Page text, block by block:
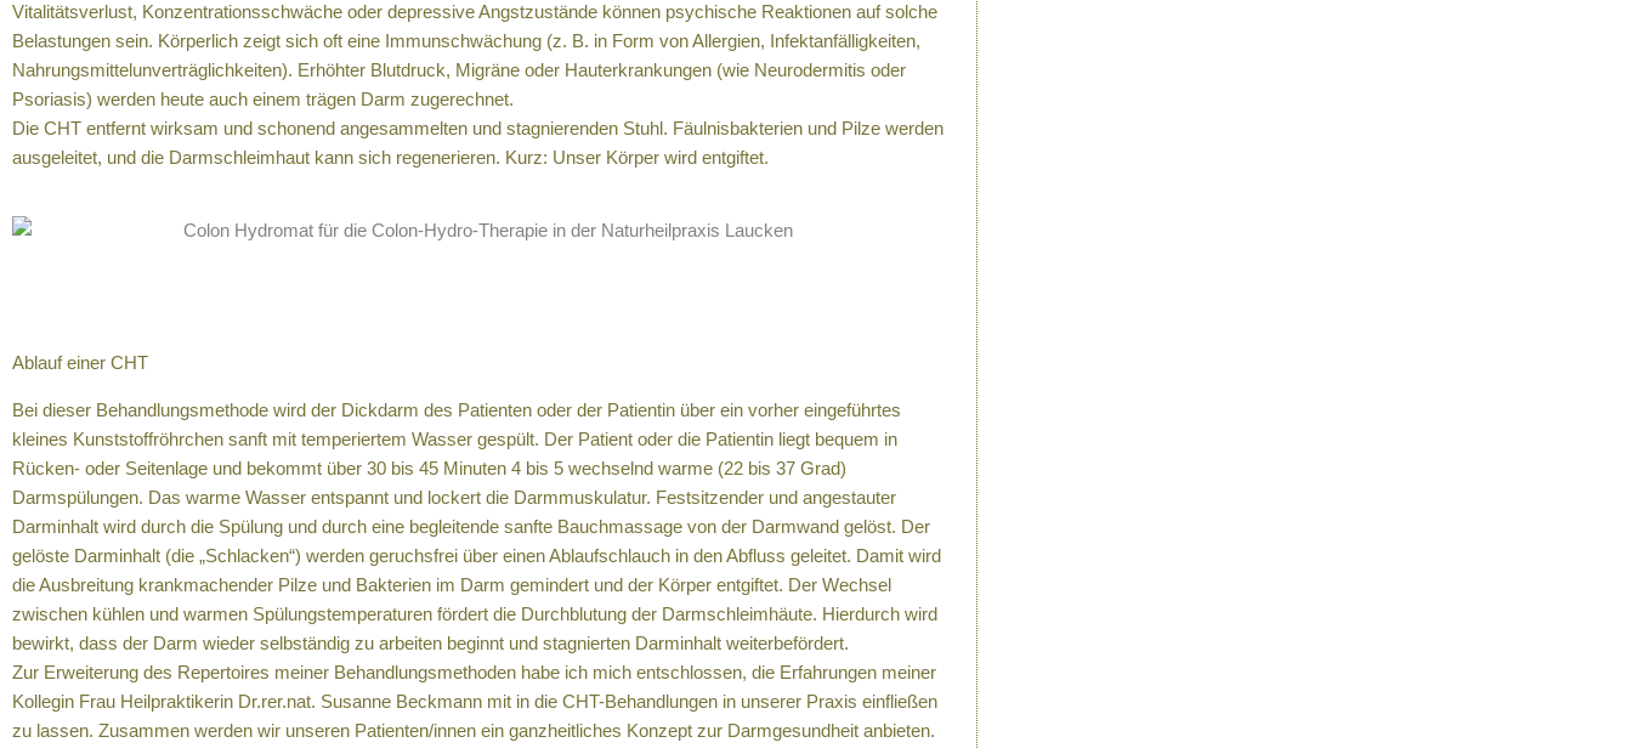
Vitalitätsverlust, Konzentrationsschwäche oder depressive Angstzustände können psychische Reaktionen auf solche
Belastungen sein. Körperlich zeigt sich oft eine Immunschwächung (z. B. in Form von Allergien, Infektanfälligkeiten,
Nahrungsmittelunverträglichkeiten). Erhöhter Blutdruck, Migräne oder Hauterkrankungen (wie Neurodermitis oder
Psoriasis) werden heute auch einem trägen Darm zugerechnet.
Die CHT entfernt wirksam und schonend angesammelten und stagnierenden Stuhl. Fäulnisbakterien und Pilze werden
ausgeleitet, und die Darmschleimhaut kann sich regenerieren. Kurz: Unser Körper wird entgiftet.
Ablauf einer CHT
Bei dieser Behandlungsmethode wird der Dickdarm des Patienten oder der Patientin über ein vorher eingeführtes
kleines Kunststoffröhrchen sanft mit temperiertem Wasser gespült. Der Patient oder die Patientin liegt bequem in
Rücken- oder Seitenlage und bekommt über 30 bis 45 Minuten 4 bis 5 wechselnd warme (22 bis 37 Grad)
Darmspülungen. Das warme Wasser entspannt und lockert die Darmmuskulatur. Festsitzender und angestauter
Darminhalt wird durch die Spülung und durch eine begleitende sanfte Bauchmassage von der Darmwand gelöst. Der
gelöste Darminhalt (die „Schlacken“) werden geruchsfrei über einen Ablaufschlauch in den Abfluss geleitet. Damit wird
die Ausbreitung krankmachender Pilze und Bakterien im Darm gemindert und der Körper entgiftet. Der Wechsel
zwischen kühlen und warmen Spülungstemperaturen fördert die Durchblutung der Darmschleimhäute. Hierdurch wird
bewirkt, dass der Darm wieder selbständig zu arbeiten beginnt und stagnierten Darminhalt weiterbefördert.
Zur Erweiterung des Repertoires meiner Behandlungsmethoden habe ich mich entschlossen, die Erfahrungen meiner
Kollegin Frau Heilpraktikerin Dr.rer.nat. Susanne Beckmann mit in die CHT-Behandlungen in unserer Praxis einfließen
zu lassen. Zusammen werden wir unseren Patienten/innen ein ganzheitliches Konzept zur Darmgesundheit anbieten.